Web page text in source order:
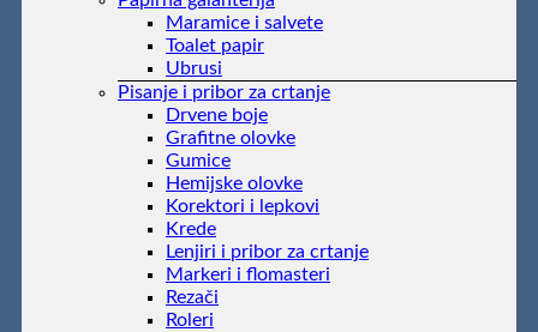
Maramice i salvete
Toalet papir
Ubrusi
Pisanje i pribor za crtanje
Drvene boje
Grafitne olovke
Gumice
Hemijske olovke
Korektori i lepkovi
Krede
Lenjiri i pribor za crtanje
Markeri i flomasteri
Rezači
Roleri